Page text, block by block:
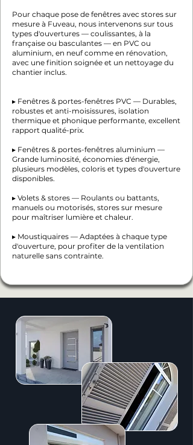
Pour chaque pose de fenêtres avec stores sur
mesure à Fuveau, nous intervenons sur tous
types d'ouvertures — coulissantes, à la
française ou basculantes — en PVC ou
aluminium, en neuf comme en rénovation,
avec une finition soignée et un nettoyage du
chantier inclus.
▸ Fenêtres & portes-fenêtres PVC — Durables,
robustes et anti-moisissures, isolation
thermique et phonique performante, excellent
rapport qualité-prix.
▸ Fenêtres & portes-fenêtres aluminium —
Grande luminosité, économies d'énergie,
plusieurs modèles, coloris et types d'ouverture
disponibles.
▸ Volets & stores — Roulants ou battants,
manuels ou motorisés, stores sur mesure
pour maîtriser lumière et chaleur.
▸ Moustiquaires — Adaptées à chaque type
d'ouverture, pour profiter de la ventilation
naturelle sans contrainte.